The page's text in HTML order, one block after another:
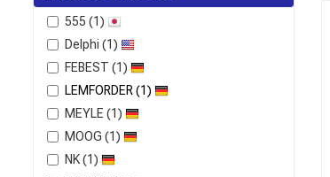
555 (1)
Delphi (1)
FEBEST (1)
LEMFORDER (1)
MEYLE (1)
MOOG (1)
NK(1)